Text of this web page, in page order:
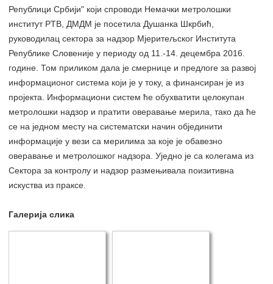
Републици Србији" који спроводи Немачки метролошки
институт PTB, ДМДМ је посетила Душанка Шкрбић,
руководилац сектора за надзор Мјеритељског Института
Републике Словеније у периоду од 11.-14. децембра 2016.
године. Том приликом дала је смернице и предлоге за развој
информационог система који је у току, а финансиран је из
пројекта. Информациони систем ће обухватити целокупан
метролошки надзор и пратити оверавање мерила, тако да ће
се на једном месту на систематски начин објединити
информације у вези са мерилима за које је обавезно
оверавање и метролошког надзора. Уједно је са колегама из
Сектора за контролу и надзор размењивала поизитивна
искуства из праксе.
Галерија слика